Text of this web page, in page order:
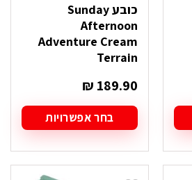
כובע Sunday
Afternoon
Adventure Cream
Terrain
₪ 189.90
בחר אפשרויות
זה
יש